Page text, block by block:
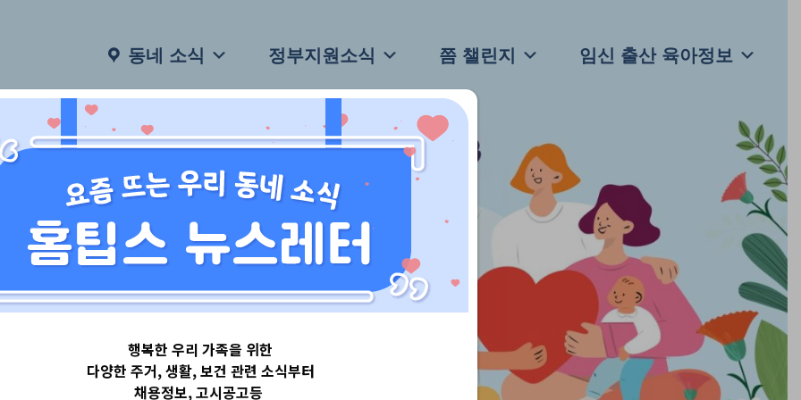
동네 소식 정부지원소식 쯤 챌린지 임신 출산 육아정보
행복한 우리 가족을 위한
다양한 주거, 생활, 보건 관련 소식부터
채용정보, 고시공고등